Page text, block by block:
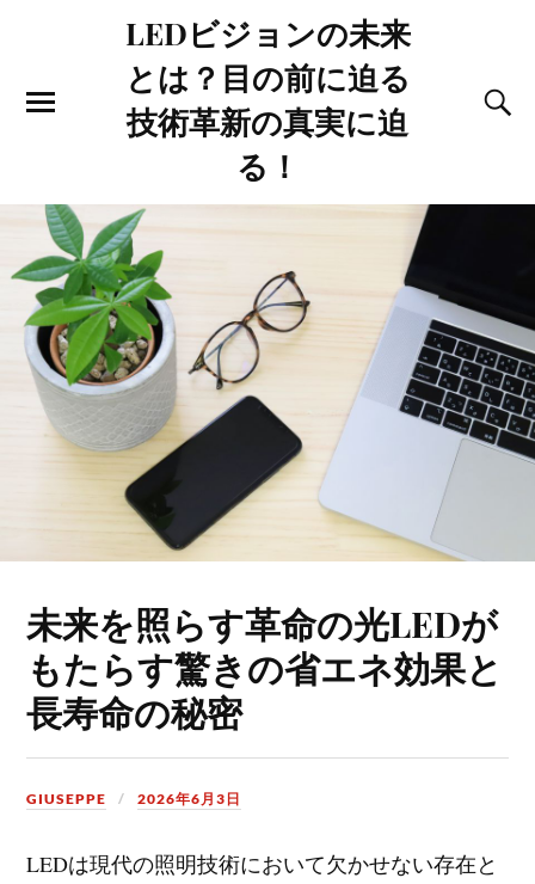
LEDビジョンの未来
とは？目の前に迫る
技術革新の真実に迫
る！
未来を照らす革命の光LEDが
もたらす驚きの省エネ効果と
長寿命の秘密
GIUSEPPE 2026年6月3日
LEDは現代の照明技術において欠かせない存在と